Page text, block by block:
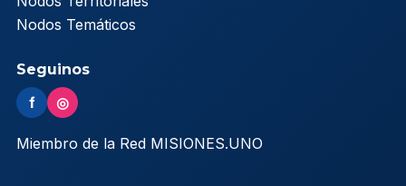
Nodos Temáticos
Seguinos
f ◎
Miembro de la Red MISIONES.UNO